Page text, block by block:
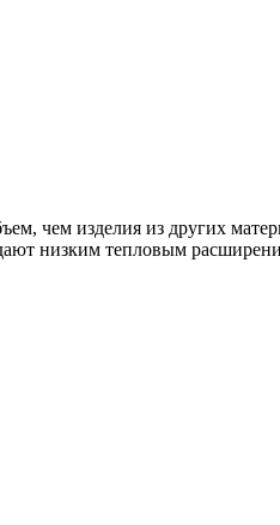
чем изделия из других
низким тепловым